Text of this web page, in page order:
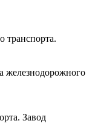
транспорта.
железнодорожного
Завод